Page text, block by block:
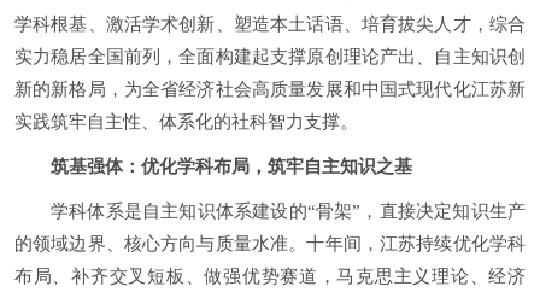
学科根基、激活学术创新、塑造本土话语、培育拔尖人才，综合
实力稳居全国前列，全面构建起支撑原创理论产出、自主知识创
新的新格局，为全省经济社会高质量发展和中国式现代化江苏新
实践筑牢自主性、体系化的社科智力支撑。
筑基强体：优化学科布局，筑牢自主知识之基
学科体系是自主知识体系建设的“骨架”，直接决定知识生产
的领域边界、核心方向与质量水准。十年间，江苏持续优化学科
布局、补齐交叉短板、做强优势赛道，马克思主义理论、经济